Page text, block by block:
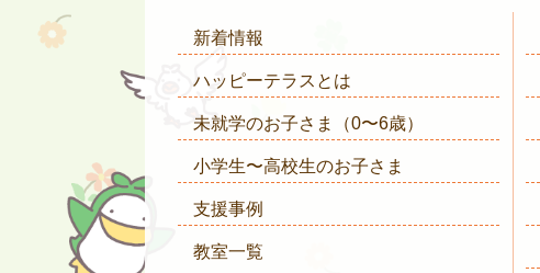
新着情報
ハッピーテラスとは
未就学のお子さま （0〜6歳）
小学生〜高校生のお子さま
支援事例
教室一覧